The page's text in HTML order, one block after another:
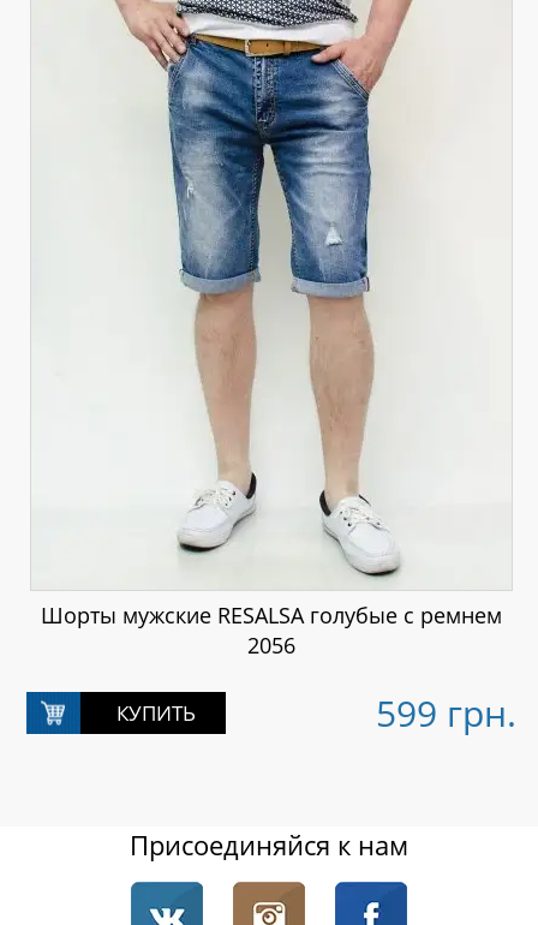
Шорты мужские RESALSA голубые с ремнем
2056
599 грн.
Присоединяйся к нам